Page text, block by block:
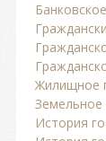
Жилищное
Земельное
История